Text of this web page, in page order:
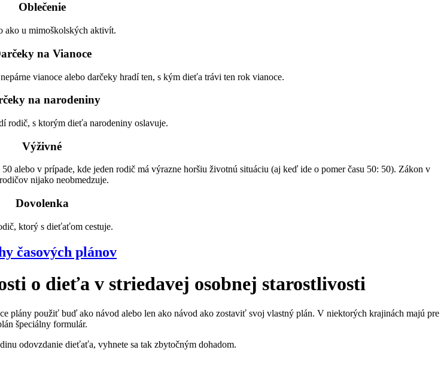
Oblečenie
ako u mimoškolských aktivít.
na Vianoce
vianoce alebo darčeky hradí ten, s kým dieťa trávi ten rok vianoce.
na narodeniny
rodič, s ktorým dieťa narodeniny oslavuje.
Výživné
alebo v prípade, kde jeden rodič má výrazne horšiu životnú situáciu (aj keď ide o pomer času 50: 50). Zákon v
nijako neobmedzuje.
Dovolenka
ktorý s dieťaťom cestuje.
časových plánov
o dieťa v striedavej osobnej starostlivosti
plány použiť buď ako návod alebo len ako návod ako zostaviť svoj vlastný plán. V niektorých krajinách majú pre
špeciálny formulár.
odovzdanie dieťaťa, vyhnete sa tak zbytočným dohadom.